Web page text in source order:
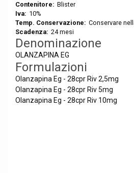
Contenitore: Blister
Iva: 10%
Temp. Conservazione: Conservare
Scadenza: 24 mesi
Denominazione
OLANZAPINA EG
Formulazioni
Olanzapina Eg - 28cpr Riv 2,5mg
Olanzapina Eg - 28cpr Riv 5mg
Olanzapina Eg - 28cpr Riv 10mg